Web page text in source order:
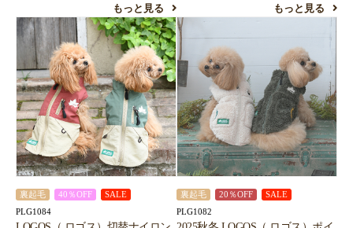
もっと見る もっと見る
裏起毛 40％OFF SALE
PLG1084
裏起毛 20％OFF SALE
PLG1082